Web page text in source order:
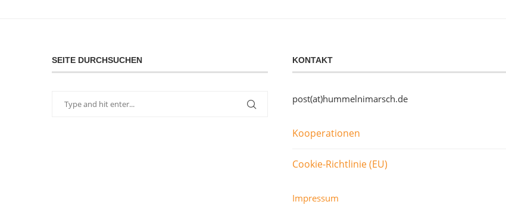
SEITE DURCHSUCHEN KONTAKT
post(at)hummelnimarsch.de
Kooperationen
Cookie-Richtlinie (EU)
Impressum